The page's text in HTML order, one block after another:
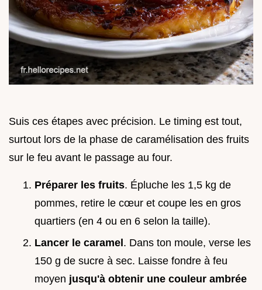
Suis ces étapes avec précision. Le timing est tout,
surtout lors de la phase de caramélisation des fruits
sur le feu avant le passage au four.
Préparer les fruits. Épluche les 1,5 kg de
pommes, retire le cœur et coupe les en gros
quartiers (en 4 ou en 6 selon la taille).
Lancer le caramel. Dans ton moule, verse les
150 g de sucre à sec. Laisse fondre à feu
moyen jusqu'à obtenir une couleur ambrée